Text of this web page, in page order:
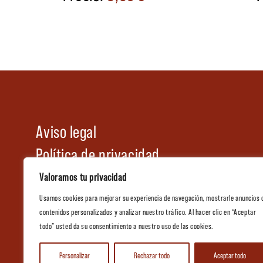
Valoramos tu privacidad
Usamos cookies para mejorar su experiencia de navegación, mostrarle anuncios
contenidos personalizados y analizar nuestro tráfico. Al hacer clic en “Aceptar
todo” usted da su consentimiento a nuestro uso de las cookies.
Personalizar Rechazar todo Aceptar todo
Aviso legal
Política de privacidad
Política de cookies
Condiciones generales de venta
Tienda
Catálogo de Hostelería